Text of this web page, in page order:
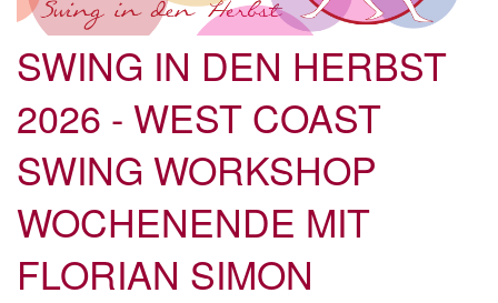
Veranstaltungen
Weitere Angebote
Kontakt
SWING IN DEN HERBST
2026 - WEST COAST
SWING WORKSHOP
WOCHENENDE MIT
FLORIAN SIMON